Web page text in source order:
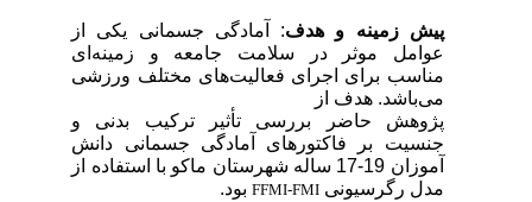
پیش زمینه و هدف: آمادگی جسمانی یکی از
عوامل موثر در سلامت جامعه و زمینه‌ای
مناسب برای اجرای فعالیت‌های مختلف ورزشی
می‌باشد. هدف از
پژوهش حاضر بررسی تأثیر ترکیب بدنی و
جنسیت بر فاکتورهای آمادگی جسمانی دانش
آموزان 19-17 ساله شهرستان ماکو با استفاده از
مدل رگرسیونی FFMI-FMIبود.